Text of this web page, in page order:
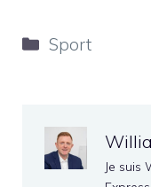
Catégories
Sport
Je suis